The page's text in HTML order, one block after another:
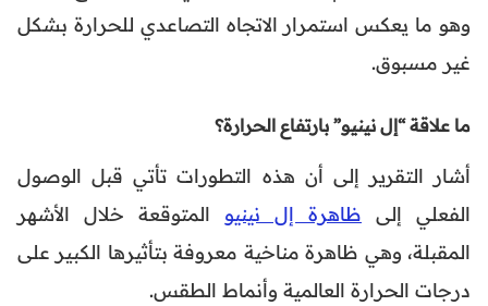
وهو ما يعكس استمرار الاتجاه التصاعدي للحرارة بشكل
غير مسبوق.
ما علاقة “إل نينيو” بارتفاع الحرارة؟
أشار التقرير إلى أن هذه التطورات تأتي قبل الوصول
الفعلي إلى ظاهرة إل نينيو المتوقعة خلال الأشهر
المقبلة، وهي ظاهرة مناخية معروفة بتأثيرها الكبير على
درجات الحرارة العالمية وأنماط الطقس.